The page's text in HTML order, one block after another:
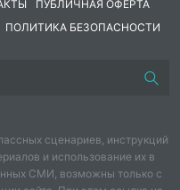
разряда,
частей речи,
отрицательные
ПУБЛИЧНАЯ ОФЕРТА
ПОЛИТИКА БЕЗОПАСНОСТИ
сценариев, инструкций
и использование их в
СМИ, возможны только с